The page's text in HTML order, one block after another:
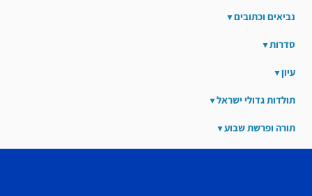
נביאים וכתובים
סדרות
עיון
תולדות גדולי ישראל
תורה ופרשת שבוע